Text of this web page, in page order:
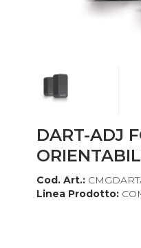
DART-ADJ
Cod. Art.:
Linea Prodotto: